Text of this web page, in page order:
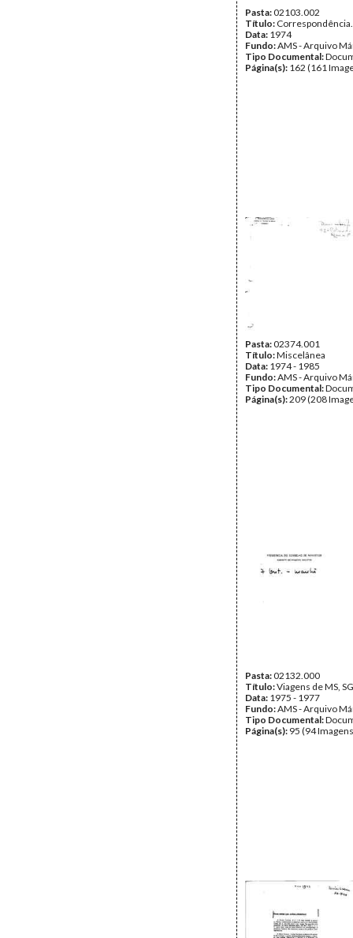
Pasta:02103.002
Título: Correspondência.
Data: 1974
Fundo:AMS - Arquivo
Tipo Documental:
Página(s): 162 (161
Pasta:02374.001
Título:Miscelânea
Data: 1974 - 1985
Fundo:AMS - Arquivo
Tipo Documental:
Página(s):209 (208
Pasta:02132.000
Título:Viagens de MS,
Data: 1975 - 1977
Fundo:AMS - Arquivo
Tipo Documental:
Página(s): 95 (94